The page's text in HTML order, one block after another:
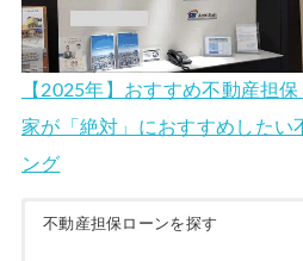
【2025年】おすすめ不動産担
家が「絶対」におすすめしたい
ング
不動産担保ローンを探す